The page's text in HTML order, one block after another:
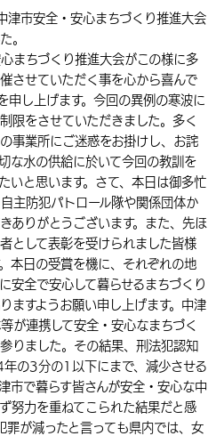
韓国語（한국어）
組織案内
住宅・インフラ
生涯学習・スポーツ・人権
外国人の方向け情報
税金
子どもを預ける
健康・医療
計画・施策
スポットを探す
グルメ・食べる
四季のイベント・祭り
市役所の紹介
広報・広聴
市安全・安心まちづくり推進大会
。
まちづくり推進大会がこの様に多
させていただく事を心から喜んで
申し上げます。今回の異例の寒波に
限をさせていただきました。多く
事業所にご迷惑をお掛けし、お詫
な水の供給に於いて今回の教訓を
いと思います。さて、本日は御多忙
主防犯パトロール隊や関係団体か
ありがとうございます。また、先ほ
として表彰を受けられました皆様
本日の受賞を機に、それぞれの地
安全で安心して暮らせるまちづくり
ますようお願い申し上げます。中津
が連携して安全・安心なまちづく
りました。その結果、刑法犯認知
の3分の1以下にまで、減少させる
市で暮らす皆さんが安全・安心な中
努力を重ねてこられた結果だと感
罪が減ったと言っても県内では、女